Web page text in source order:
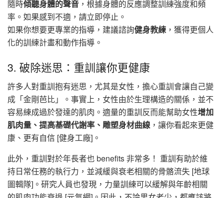
隨時傾聽身體的聲音 ，根據身體的反應調整訓練強度和頻
率。如果感到不適，請立即停止。
如果你想要更專業的指導，建議諮詢健身教練 ，獲得更個人
化的訓練計畫和動作指導。
3. 破除迷思：重訓讓你更健康
許多人對重訓抱有迷思，尤其是女性，擔心重訓會讓自己變
成「金剛芭比」。事實上，女性由於生理構造的關係，並不
容易練成過於發達的肌肉。適量的重訓反而能幫助女性增加
肌肉量、提高基礎代謝率、雕塑身材曲線 ，讓你看起來更健
康、更有自信 [健身工廠]。
此外，重訓對於年長者也 benefits 非常多！ 重訓有助於維
持日常任務的執行力，並減緩與衰老相關的骨骼流失 [地球
圖輯隊]。研究人員也發現，力量訓練可以緩解與年齡相關